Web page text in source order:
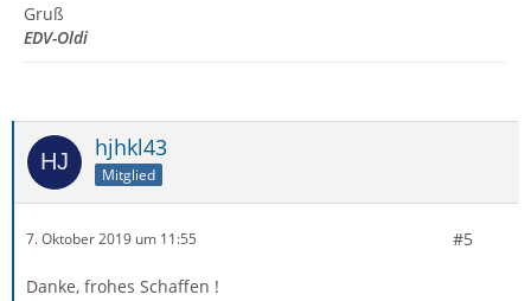
Gruß
EDV-Oldi
hjhkl43
Mitglied
7. Oktober 2019 um 11:55 #5
Danke, frohes Schaffen !